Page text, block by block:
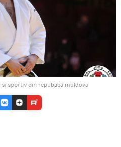
sportiv din republica moldova